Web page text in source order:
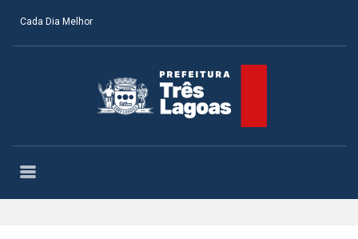
Cada Dia Melhor